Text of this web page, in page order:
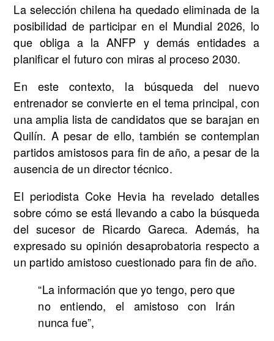
La selección chilena ha quedado eliminada de la
posibilidad de participar en el Mundial 2026, lo
que obliga a la ANFP y demás entidades a
planificar el futuro con miras al proceso 2030.
En este contexto, la búsqueda del nuevo
entrenador se convierte en el tema principal, con
una amplia lista de candidatos que se barajan en
Quilín. A pesar de ello, también se contemplan
partidos amistosos para fin de año, a pesar de la
ausencia de un director técnico.
El periodista Coke Hevia ha revelado detalles
sobre cómo se está llevando a cabo la búsqueda
del sucesor de Ricardo Gareca. Además, ha
expresado su opinión desaprobatoria respecto a
un partido amistoso cuestionado para fin de año.
“La información que yo tengo, pero que
no entiendo, el amistoso con Irán
nunca fue”,